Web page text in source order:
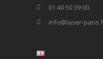
01 40 50 39 00
info@laser-